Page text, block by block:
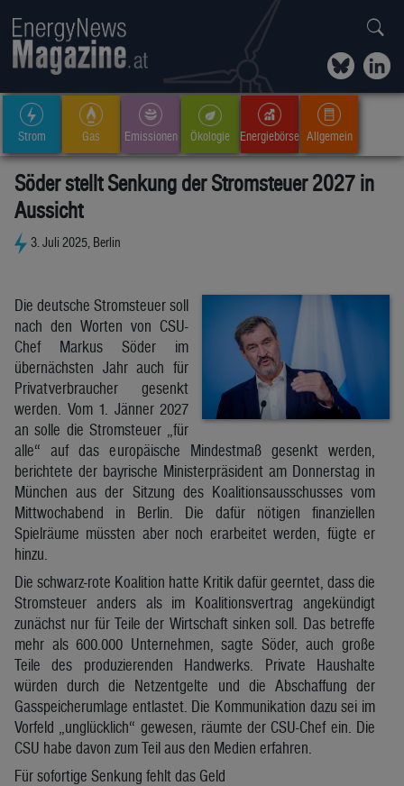
Strom Gas Emissionen Ökologie Energiebörse Allgemein
Söder stellt Senkung der Stromsteuer 2027 in
Aussicht
3. Juli 2025, Berlin
Die deutsche Stromsteuer soll
nach den Worten von CSU-
Chef Markus Söder im
übernächsten Jahr auch für
Privatverbraucher gesenkt
werden. Vom 1. Jänner 2027
an solle die Stromsteuer „für
alle“ auf das europäische Mindestmaß gesenkt werden,
berichtete der bayrische Ministerpräsident am Donnerstag in
München aus der Sitzung des Koalitionsausschusses vom
Mittwochabend in Berlin. Die dafür nötigen finanziellen
Spielräume müssten aber noch erarbeitet werden, fügte er
hinzu.
Die schwarz-rote Koalition hatte Kritik dafür geerntet, dass die
Stromsteuer anders als im Koalitionsvertrag angekündigt
zunächst nur für Teile der Wirtschaft sinken soll. Das betreffe
mehr als 600.000 Unternehmen, sagte Söder, auch große
Teile des produzierenden Handwerks. Private Haushalte
würden durch die Netzentgelte und die Abschaffung der
Gasspeicherumlage entlastet. Die Kommunikation dazu sei im
Vorfeld „unglücklich“ gewesen, räumte der CSU-Chef ein. Die
CSU habe davon zum Teil aus den Medien erfahren.
Für sofortige Senkung fehlt das Geld